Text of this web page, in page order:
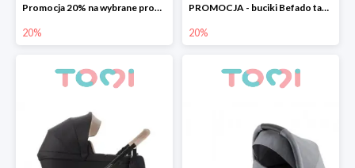
Promocja 20% na wybrane produkty Done by Deer
20%
PROMOCJA - buciki Befado taniej o 20%
20%